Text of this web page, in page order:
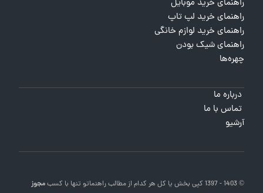
راهنمای خرید موبایل
راهنمای خرید لپ تاپ
راهنمای خرید لوازم خانگی
راهنمای شیک بودن
چهره‌ها
درباره ما
تماس با ما
آرشیو
© 1403 - 1397 کپی بخش یا کل هر کدام از مطالب راهنماتو تنها با کسبمجوز